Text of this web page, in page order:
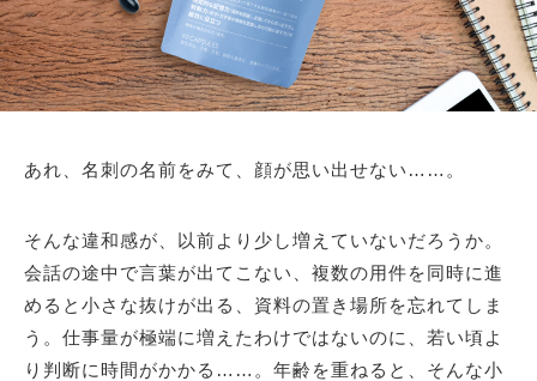
あれ、名刺の名前をみて、顔が思い出せない……。
そんな違和感が、以前より少し増えていないだろうか。
会話の途中で言葉が出てこない、複数の用件を同時に進
めると小さな抜けが出る、資料の置き場所を忘れてしま
う。仕事量が極端に増えたわけではないのに、若い頃よ
り判断に時間がかかる……。年齢を重ねると、そんな小